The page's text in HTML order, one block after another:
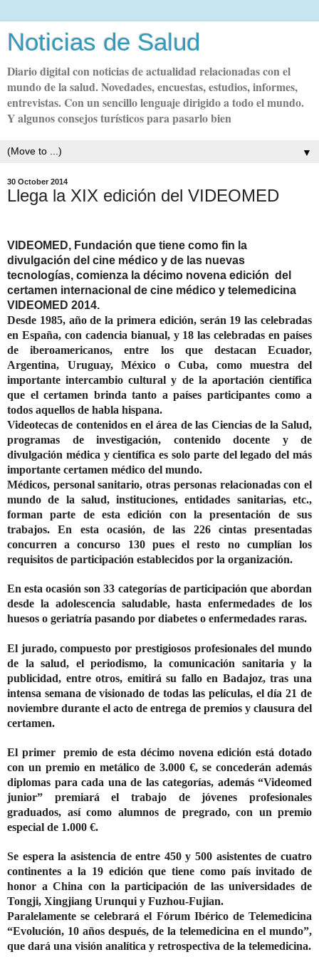
Noticias de Salud
Diario digital con noticias de actualidad relacionadas con el
mundo de la salud. Novedades, encuestas, estudios, informes,
entrevistas. Con un sencillo lenguaje dirigido a todo el mundo.
Y algunos consejos turísticos para pasarlo bien
▼
30 October 2014
Llega la XIX edición del VIDEOMED
VIDEOMED, Fundación que tiene como fin la
divulgación del cine médico y de las nuevas
tecnologías, comienza la décimo novena edición del
certamen internacional de cine médico y telemedicina
VIDEOMED 2014.
Desde 1985, año de la primera edición, serán 19 las celebradas
en España, con cadencia bianual, y 18 las celebradas en países
de iberoamericanos, entre los que destacan Ecuador,
Argentina, Uruguay, México o Cuba, como muestra del
importante intercambio cultural y de la aportación científica
que el certamen brinda tanto a países participantes como a
todos aquellos de habla hispana.
Videotecas de contenidos en el área de las Ciencias de la Salud,
programas de investigación, contenido docente y de
divulgación médica y científica es solo parte del legado del más
importante certamen médico del mundo.
Médicos, personal sanitario, otras personas relacionadas con el
mundo de la salud, instituciones, entidades sanitarias, etc.,
forman parte de esta edición con la presentación de sus
trabajos. En esta ocasión, de las 226 cintas presentadas
concurren a concurso 130 pues el resto no cumplían los
requisitos de participación establecidos por la organización.
En esta ocasión son 33 categorías de participación que abordan
desde la adolescencia saludable, hasta enfermedades de los
huesos o geriatría pasando por diabetes o enfermedades raras.
El jurado, compuesto por prestigiosos profesionales del mundo
de la salud, el periodismo, la comunicación sanitaria y la
publicidad, entre otros, emitirá su fallo en Badajoz, tras una
intensa semana de visionado de todas las películas, el día 21 de
noviembre durante el acto de entrega de premios y clausura del
certamen.
El primer premio de esta décimo novena edición está dotado
con un premio en metálico de 3.000 €, se concederán además
diplomas para cada una de las categorías, además “Videomed
junior” premiará el trabajo de jóvenes profesionales
graduados, así como alumnos de pregrado, con un premio
especial de 1.000 €.
Se espera la asistencia de entre 450 y 500 asistentes de cuatro
continentes a la 19 edición que tiene como país invitado de
honor a China con la participación de las universidades de
Tongji, Xingjiang Urunqui y Fuzhou-Fujian.
Paralelamente se celebrará el Fórum Ibérico de Telemedicina
“Evolución, 10 años después, de la telemedicina en el mundo”,
que dará una visión analítica y retrospectiva de la telemedicina.